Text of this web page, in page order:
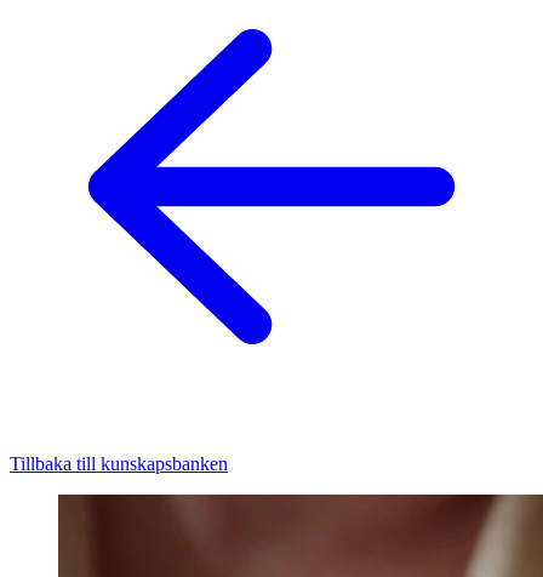
Tillbaka till kunskapsbanken